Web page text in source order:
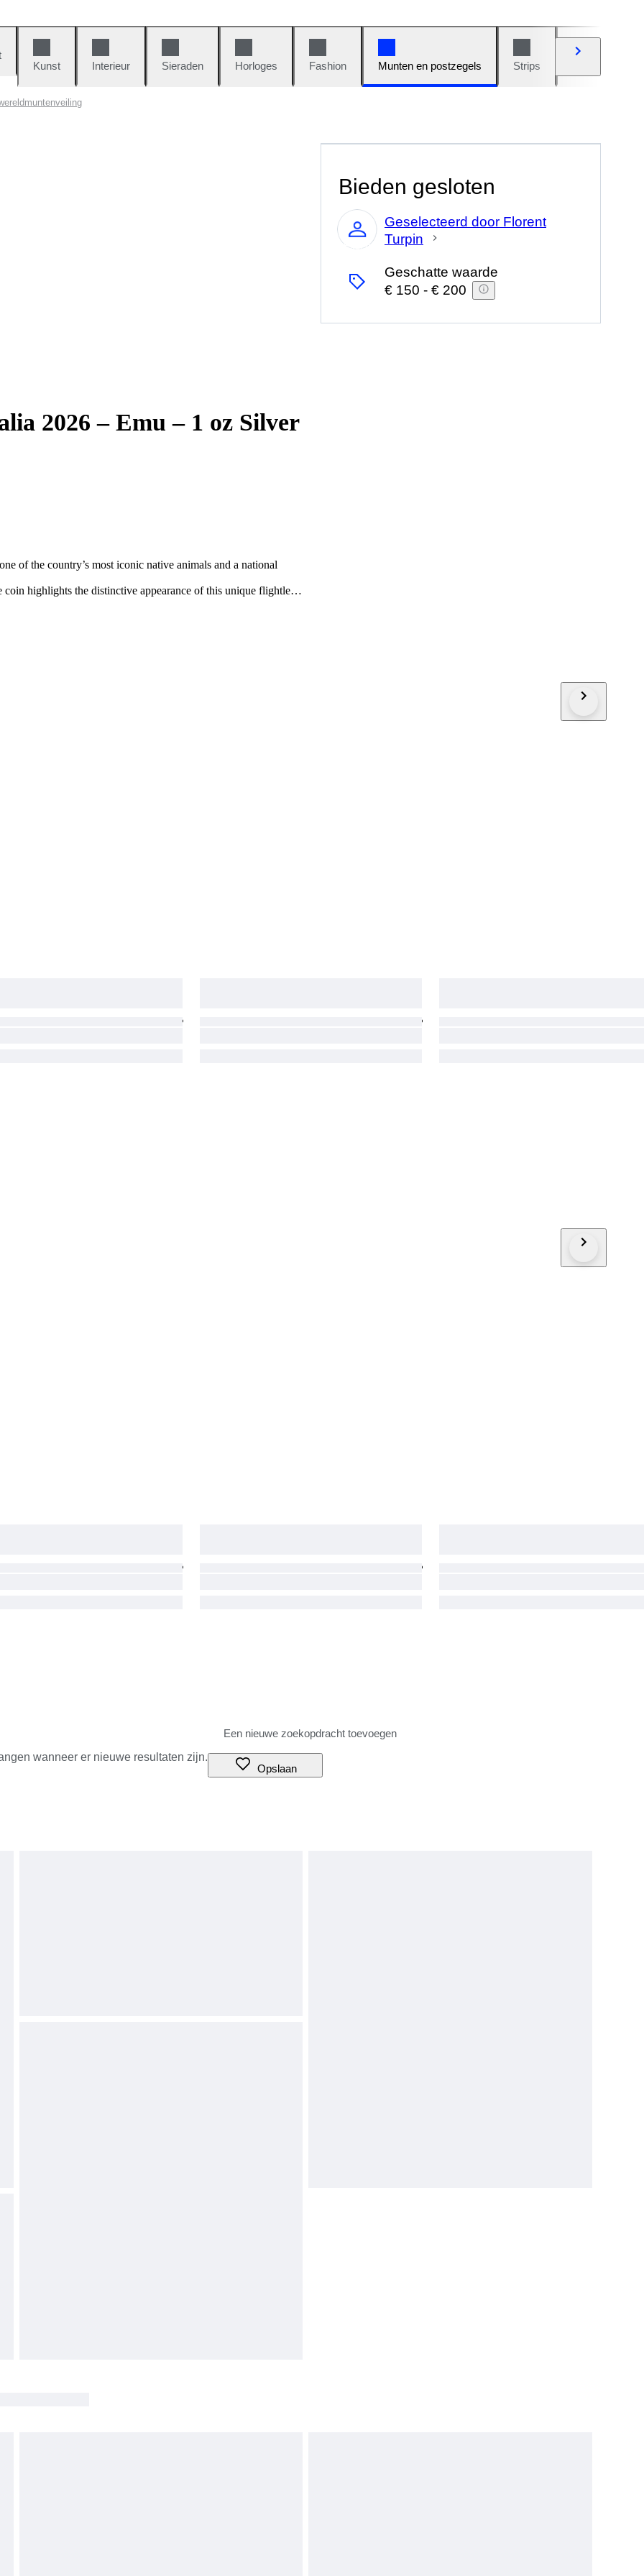
Kunst
Interieur Sieraden Horloges Fashion Munten en postzegels Strips
2026 – Emu – 1 oz Silver
of the country’s most iconic native animals and a national
highlights the distinctive appearance of this unique flightless
Bieden gesloten
Expert
Geselecteerd door Florent
Turpin
Geschatte waarde
€ 150 - € 200
wanneer er nieuwe resultaten zijn.
Opslaan